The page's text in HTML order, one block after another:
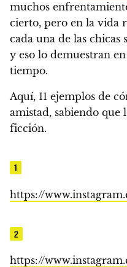
muchos
cierto, pero en la vida
cada una de las chicas
y eso lo demuestran
tiempo.
Aquí, 11 ejemplos de
amistad, sabiendo que
ficción.
1
https://
2
https://